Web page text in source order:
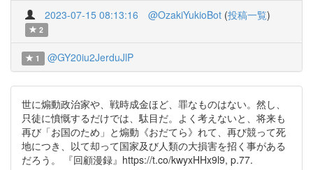
2023-07-15 08:13:16 @OzakiYukioBot (投稿一覧)
2
1 @GY20iu2JerduJlP
世に煽動政治家や、戦時成金ほど、罪なものはない。然し、
只徒に憤慨するだけでは、駄目だ。よく考えないと、将来も
再び「お国のため」と煽動《おだてら》れて、再び競って死
地につき、以て却って国家及び人類の大損害を招く事がある
だろう。 『回顧漫録』https://t.co/kwyxHHx9l9, p.77.